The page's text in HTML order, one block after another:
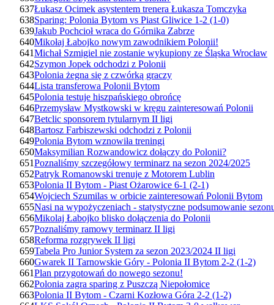
637Łukasz Ocimek asystentem trenera Łukasza Tomczyka
638Sparing: Polonia Bytom vs Piast Gliwice 1-2 (1-0)
639Jakub Pochcioł wraca do Górnika Zabrze
640Mikołaj Łabojko nowym zawodnikiem Polonii!
641Michał Szmigiel nie zostanie wykupiony ze Śląska Wrocław
642Szymon Jopek odchodzi z Polonii
643Polonia żegna się z czwórką graczy
644Lista transferowa Polonii Bytom
645Polonia testuje hiszpańskiego obrońcę
646Przemysław Mystkowski w kręgu zainteresowań Polonii
647Betclic sponsorem tytularnym II ligi
648Bartosz Farbiszewski odchodzi z Polonii
649Polonia Bytom wznowiła treningi
650Maksymilian Rozwandowicz dołączy do Polonii?
651Poznaliśmy szczegółowy terminarz na sezon 2024/2025
652Patryk Romanowski trenuje z Motorem Lublin
653Polonia II Bytom - Piast Ożarowice 6-1 (2-1)
654Wojciech Szumilas w orbicie zainteresowań Polonii Bytom
655Nasi na wypożyczeniach - statystyczne podsumowanie
656Mikolaj Łabojko blisko dołączenia do Polonii
657Poznaliśmy ramowy terminarz II ligi
658Reforma rozgrywek II ligi
659Tabela Pro Junior System za sezon 2023/2024 II ligi
660Gwarek II Tarnowskie Góry - Polonia II Bytom 2-2 (1-2)
661Plan przygotowań do nowego sezonu!
662Polonia zagra sparing z Puszczą Niepołomice
663Polonia II Bytom - Czarni Kozłowa Góra 2-2 (1-2)